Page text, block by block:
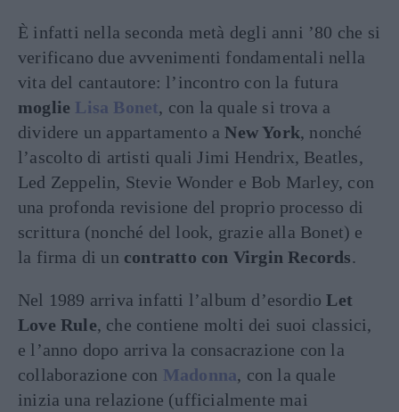
È infatti nella seconda metà degli anni ’80 che si
verificano due avvenimenti fondamentali nella
vita del cantautore: l’incontro con la futura
moglie Lisa Bonet, con la quale si trova a
dividere un appartamento aNew York, nonché
l’ascolto di artisti quali Jimi Hendrix, Beatles,
Led Zeppelin, Stevie Wonder e Bob Marley, con
una profonda revisione del proprio processo di
scrittura (nonché del look, grazie alla Bonet) e
la firma di un contratto con Virgin Records.
Nel 1989 arriva infatti l’album d’esordioLet
Love Rule, che contiene molti dei suoi classici,
e l’anno dopo arriva la consacrazione con la
collaborazione con Madonna, con la quale
inizia una relazione (ufficialmente mai